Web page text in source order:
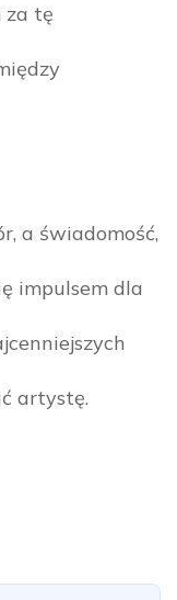
za tę
a świadomość,
impulsem dla
artystę.